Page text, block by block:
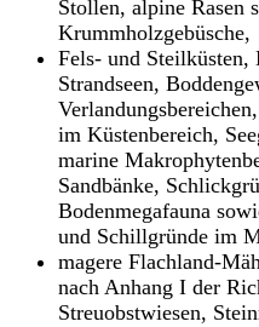
Stollen, alpine Rasen
Krummholzgebüsche,
Fels- und Steilküsten,
Strandseen,
im Küstenbereich,
marine
Sandbänke,
Bodenmegafauna
und Schillgründe im
magere Flachland-
nach Anhang I der
Streuobstwiesen,